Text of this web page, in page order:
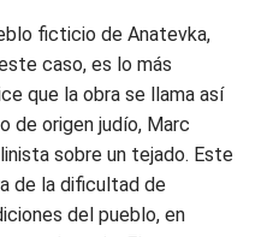
ficticio de Anatevka,
caso, es lo más
que la obra se llama así
de origen judío, Marc
sobre un tejado. Este
de la dificultad de
del pueblo, en